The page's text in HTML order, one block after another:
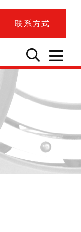
联系方式